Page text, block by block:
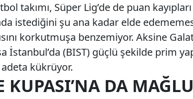
takımı, Süper Lig’de de puan
istediğini şu ana kadar elde
korkutmuşa benzemiyor. Aksine
İstanbul’da (BIST) güçlü şekilde prim
kükrüyor.
KUPASI’NA DA